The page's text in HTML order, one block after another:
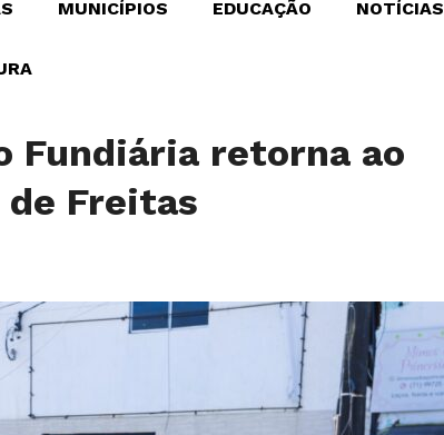
MUNICÍPIOS EDUCAÇÃO NOTÍCIAS
Fundiária retorna ao
Freitas